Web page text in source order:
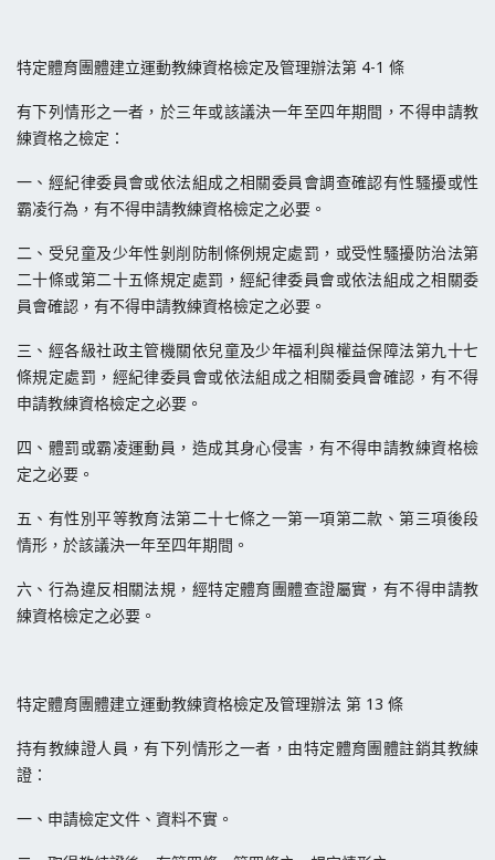
特定體育團體建立運動教練資格檢定及管理辦法第 4-1 條
有下列情形之一者，於三年或該議決一年至四年期間，不得申請教
練資格之檢定：
一、經紀律委員會或依法組成之相關委員會調查確認有性騷擾或性
霸凌行為，有不得申請教練資格檢定之必要。
二、受兒童及少年性剝削防制條例規定處罰，或受性騷擾防治法第
二十條或第二十五條規定處罰，經紀律委員會或依法組成之相關委
員會確認，有不得申請教練資格檢定之必要。
三、經各級社政主管機關依兒童及少年福利與權益保障法第九十七
條規定處罰，經紀律委員會或依法組成之相關委員會確認，有不得
申請教練資格檢定之必要。
四、體罰或霸凌運動員，造成其身心侵害，有不得申請教練資格檢
定之必要。
五、有性別平等教育法第二十七條之一第一項第二款、第三項後段
情形，於該議決一年至四年期間。
六、行為違反相關法規，經特定體育團體查證屬實，有不得申請教
練資格檢定之必要。
特定體育團體建立運動教練資格檢定及管理辦法 第 13 條
持有教練證人員，有下列情形之一者，由特定體育團體註銷其教練
證：
一、申請檢定文件、資料不實。